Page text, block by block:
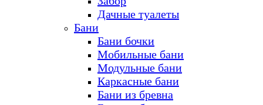
Дачные туалеты
Бани
Бани бочки
Мобильные бани
Модульные бани
Каркасные бани
Бани из бревна